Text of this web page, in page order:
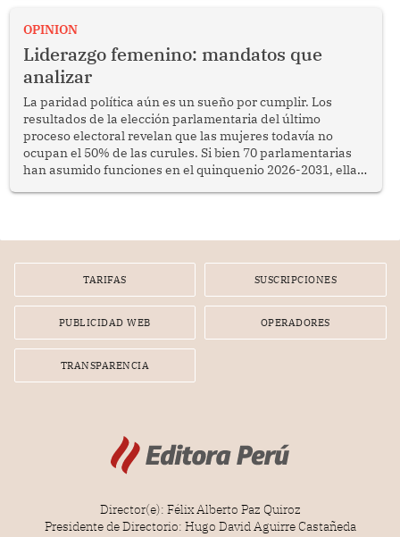
OPINION
Liderazgo femenino: mandatos que
analizar
La paridad política aún es un sueño por cumplir. Los
resultados de la elección parlamentaria del último
proceso electoral revelan que las mujeres todavía no
ocupan el 50% de las curules. Si bien 70 parlamentarias
han asumido funciones en el quinquenio 2026-2031, ellas
TARIFAS SUSCRIPCIONES
PUBLICIDAD WEB OPERADORES
TRANSPARENCIA
Director(e): Félix Alberto Paz Quiroz
Presidente de Directorio: Hugo David Aguirre Castañeda